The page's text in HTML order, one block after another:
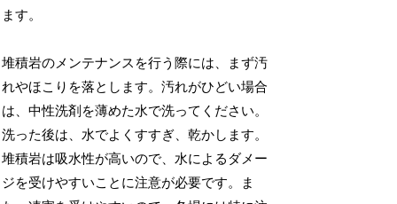
ます。
堆積岩のメンテナンスを行う際には、まず汚
れやほこりを落とします。汚れがひどい場合
は、中性洗剤を薄めた水で洗ってください。
洗った後は、水でよくすすぎ、乾かします。
堆積岩は吸水性が高いので、水によるダメー
ジを受けやすいことに注意が必要です。ま